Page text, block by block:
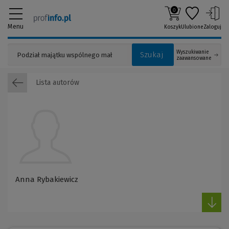
Menu
Szukaj
Wyszukiwanie
zaawansowane
0
KoszykUlubioneZaloguj
Anna Rybakiewicz
Lista autorów